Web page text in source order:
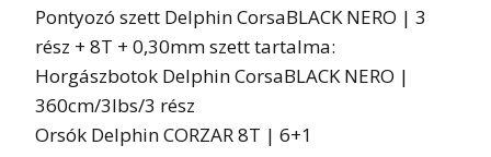
Pontyozó szett Delphin CorsaBLACK NERO | 3
rész + 8T + 0,30mm szett tartalma:
Horgászbotok Delphin CorsaBLACK NERO |
360cm/3lbs/3 rész
Orsók Delphin CORZAR 8T | 6+1